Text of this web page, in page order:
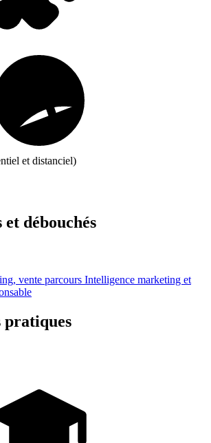
et distanciel)
et débouchés
vente parcours Intelligence marketing et